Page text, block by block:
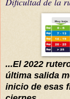
...El 2022
última salida
inicio de esas